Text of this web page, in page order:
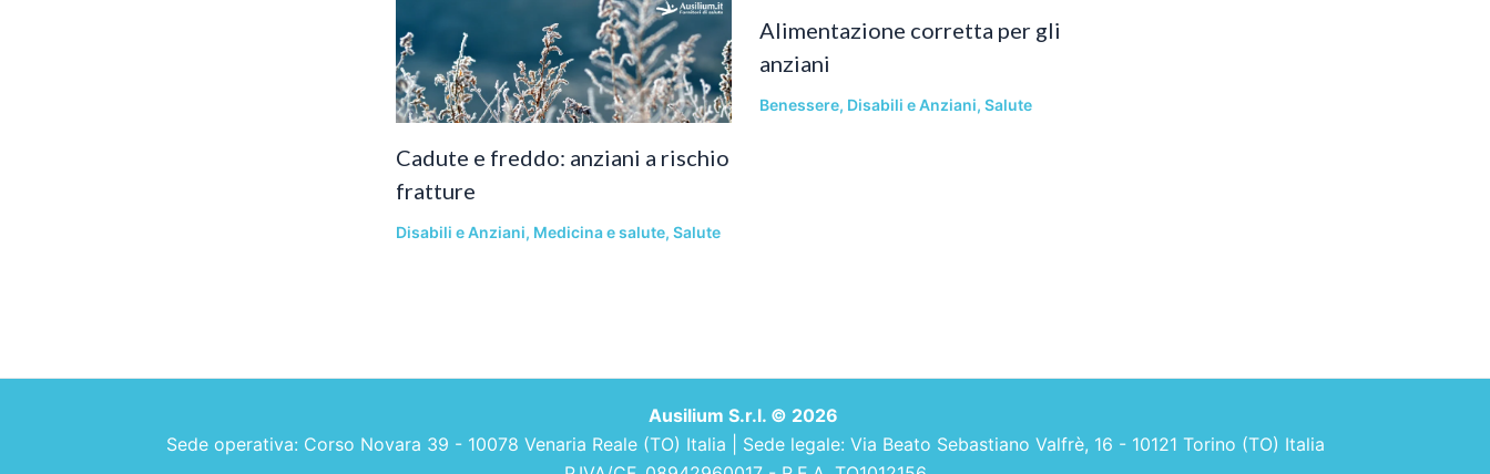
Cadute e freddo: anziani a rischio
fratture
Disabili e Anziani, Medicina e salute, Salute
Alimentazione corretta per gli
anziani
Benessere, Disabili e Anziani, Salute
Ausilium S.r.l. © 2026
Sede operativa: Corso Novara 39 - 10078 Venaria Reale (TO) Italia | Sede legale: Via Beato Sebastiano Valfrè, 16 - 10121 Torino (TO) Italia